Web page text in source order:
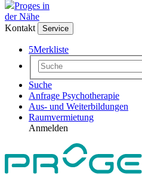
Proges in
der Nähe
Kontakt
Service
5Merkliste
Suche
Anfrage Psychotherapie
Aus- und Weiterbildungen
Raumvermietung
Anmelden